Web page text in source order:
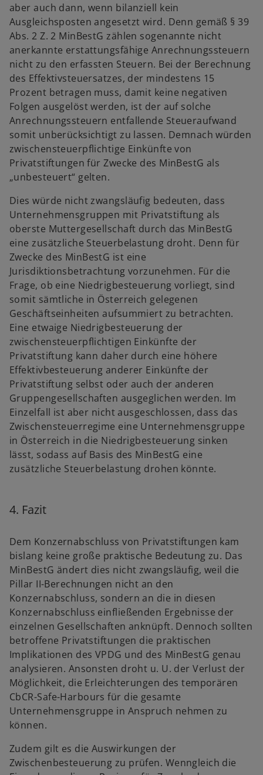
aber auch dann, wenn bilanziell kein
Ausgleichsposten angesetzt wird. Denn gemäß § 39
Abs. 2 Z. 2 MinBestG zählen sogenannte nicht
anerkannte erstattungsfähige Anrechnungssteuern
nicht zu den erfassten Steuern. Bei der Berechnung
des Effektivsteuersatzes, der mindestens 15
Prozent betragen muss, damit keine negativen
Folgen ausgelöst werden, ist der auf solche
Anrechnungssteuern entfallende Steueraufwand
somit unberücksichtigt zu lassen. Demnach würden
zwischensteuerpflichtige Einkünfte von
Privatstiftungen für Zwecke des MinBestG als
„unbesteuert“ gelten.
Dies würde nicht zwangsläufig bedeuten, dass
Unternehmensgruppen mit Privatstiftung als
oberste Muttergesellschaft durch das MinBestG
eine zusätzliche Steuerbelastung droht. Denn für
Zwecke des MinBestG ist eine
Jurisdiktionsbetrachtung vorzunehmen. Für die
Frage, ob eine Niedrigbesteuerung vorliegt, sind
somit sämtliche in Österreich gelegenen
Geschäftseinheiten aufsummiert zu betrachten.
Eine etwaige Niedrigbesteuerung der
zwischensteuerpflichtigen Einkünfte der
Privatstiftung kann daher durch eine höhere
Effektivbesteuerung anderer Einkünfte der
Privatstiftung selbst oder auch der anderen
Gruppengesellschaften ausgeglichen werden. Im
Einzelfall ist aber nicht ausgeschlossen, dass das
Zwischensteuerregime eine Unternehmensgruppe
in Österreich in die Niedrigbesteuerung sinken
lässt, sodass auf Basis des MinBestG eine
zusätzliche Steuerbelastung drohen könnte.
4. Fazit
Dem Konzernabschluss von Privatstiftungen kam
bislang keine große praktische Bedeutung zu. Das
MinBestG ändert dies nicht zwangsläufig, weil die
Pillar II-Berechnungen nicht an den
Konzernabschluss, sondern an die in diesen
Konzernabschluss einfließenden Ergebnisse der
einzelnen Gesellschaften anknüpft. Dennoch sollten
betroffene Privatstiftungen die praktischen
Implikationen des VPDG und des MinBestG genau
analysieren. Ansonsten droht u. U. der Verlust der
Möglichkeit, die Erleichterungen des temporären
CbCR-Safe-Harbours für die gesamte
Unternehmensgruppe in Anspruch nehmen zu
können.
Zudem gilt es die Auswirkungen der
Zwischenbesteuerung zu prüfen. Wenngleich die